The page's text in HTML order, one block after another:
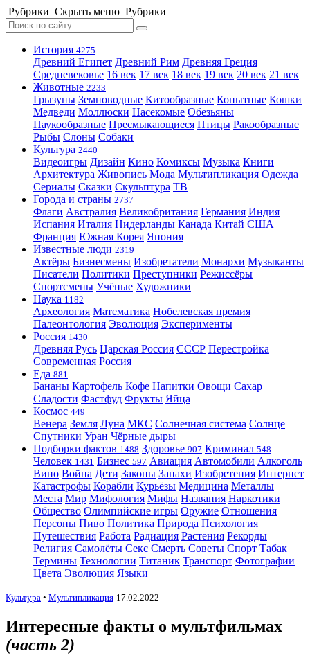
Рубрики Скрыть меню Рубрики
История 4275
Древний Египет Древний Рим Древняя Греция
Средневековье 16 век 17 век 18 век 19 век 20 век 21 век
Животные 2233
Грызуны Земноводные Китообразные Копытные Кошки
Медведи Моллюски Насекомые Обезьяны
Паукообразные Пресмыкающиеся Птицы Ракообразные
Рыбы Слоны Собаки
Культура 2440
Видеоигры Дизайн Кино Комиксы Музыка Книги
Архитектура Живопись Мода Мультипликация Одежда
Сериалы Сказки Скульптура ТВ
Города и страны 2737
Флаги Австралия Великобритания Германия Индия
Испания Италия Нидерланды Канада Китай США
Франция Южная Корея Япония
Известные люди 2319
Актёры Бизнесмены Изобретатели Монархи Музыканты
Писатели Политики Преступники Режиссёры
Спортсмены Учёные Художники
Наука 1182
Археология Математика Нобелевская премия
Палеонтология Эволюция Эксперименты
Россия 1430
Древняя Русь Царская Россия СССР Перестройка
Современная Россия
Еда 881
Бананы Картофель Кофе Напитки Овощи Сахар
Сладости Фастфуд Фрукты Яйца
Космос 449
Венера Земля Луна МКС Солнечная система Солнце
Спутники Уран Чёрные дыры
Подборки фактов 1488 Здоровье 907 Криминал 548
Человек 1431 Бизнес 597 Авиация Автомобили Алкоголь
Вино Война Дети Законы Запахи Изобретения Интернет
Катастрофы Корабли Курьёзы Медицина Металлы
Места Мир Мифология Мифы Названия Наркотики
Общество Олимпийские игры Оружие Отношения
Персоны Пиво Политика Природа Психология
Путешествия Работа Радиация Растения Рекорды
Религия Самолёты Секс Смерть Советы Спорт Табак
Термины Технологии Титаник Транспорт Фотографии
Цвета Эволюция Языки
Культура • Мультипликация 17.02.2022
Интересные факты о мультфильмах
(часть 2)